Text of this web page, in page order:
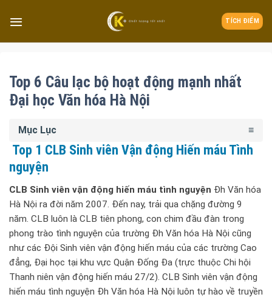
TÍCH ĐIỂM
Top 6 Câu lạc bộ hoạt động mạnh nhất
Đại học Văn hóa Hà Nội
Mục Lục
Top 1 CLB Sinh viên Vận động Hiến máu Tình
nguyện
CLB Sinh viên vận động hiến máu tình nguyện Đh Văn hóa
Hà Nội ra đời năm 2007. Đến nay, trải qua chặng đường 9
năm. CLB luôn là CLB tiên phong, con chim đầu đàn trong
phong trào tình nguyện của trường Đh Văn hóa Hà Nội cũng
như các Đội Sinh viên vận động hiến máu của các trường Cao
đẳng, Đại học tại khu vực Quận Đống Đa (trực thuộc Chi hội
Thanh niên vận động hiến máu 27/2). CLB Sinh viên vận động
hiến máu tình nguyện Đh Văn hóa Hà Nội luôn tự hào về truyền